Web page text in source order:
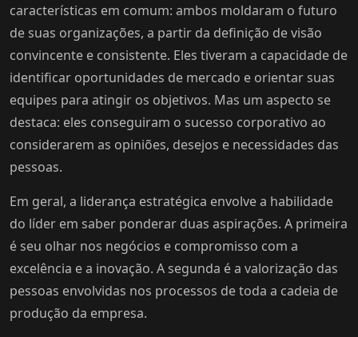
características em comum: ambos moldaram o futuro
de suas organizações, a partir da definição de visão
convincente e consistente. Eles tiveram a capacidade de
identificar oportunidades de mercado e orientar suas
equipes para atingir os objetivos. Mas um aspecto se
destaca: eles conseguiram o sucesso corporativo ao
considerarem as opiniões, desejos e necessidades das
pessoas.
Em geral, a liderança estratégica envolve a habilidade
do líder em saber ponderar duas aspirações. A primeira
é seu olhar nos negócios e compromisso com a
excelência e a inovação. A segunda é a valorização das
pessoas envolvidas nos processos de toda a cadeia de
produção da empresa.